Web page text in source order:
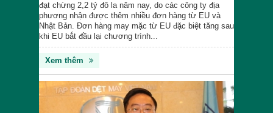
đạt chừng 2,2 tỷ đô la năm nay, do các công ty địa
phương nhận được thêm nhiều đơn hàng từ EU và
Nhật Bản. Đơn hàng may mặc từ EU đặc biệt tăng sau
khi EU bắt đầu lại chương trình...
Xem thêm